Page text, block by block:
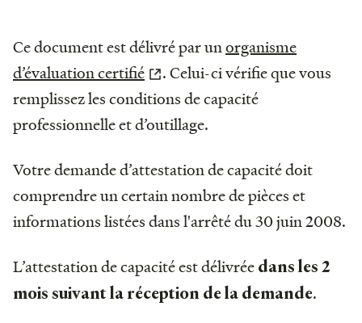
Ce document est délivré par unorganisme
d’évaluation certifié
. Celui-ci vérifie que vous
remplissez les conditions de capacité
professionnelle et d’outillage.
Votre demande d’attestation de capacité doit
comprendre un certain nombre de pièces et
informations listées dans l'arrêté du 30 juin 2008.
L’attestation de capacité est délivrée dans les 2
mois suivant la réception de la demande.